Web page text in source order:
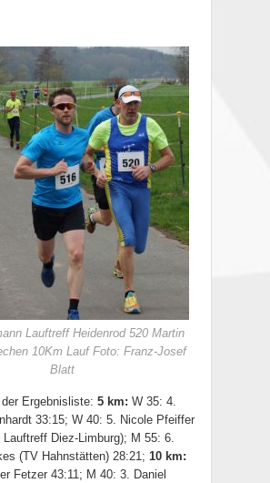
Lauftreff Heidenrod 520 Martin
10Km Lauf Foto: Franz-Josef
Blatt
Ergebnisliste: 5 km: W 35: 4.
33:15; W 40: 5. Nicole Pfeiffer
Lauftreff Diez-Limburg); M 55: 6.
(TV Hahnstätten) 28:21; 10 km:
Fetzer 43:11; M 40: 3. Daniel